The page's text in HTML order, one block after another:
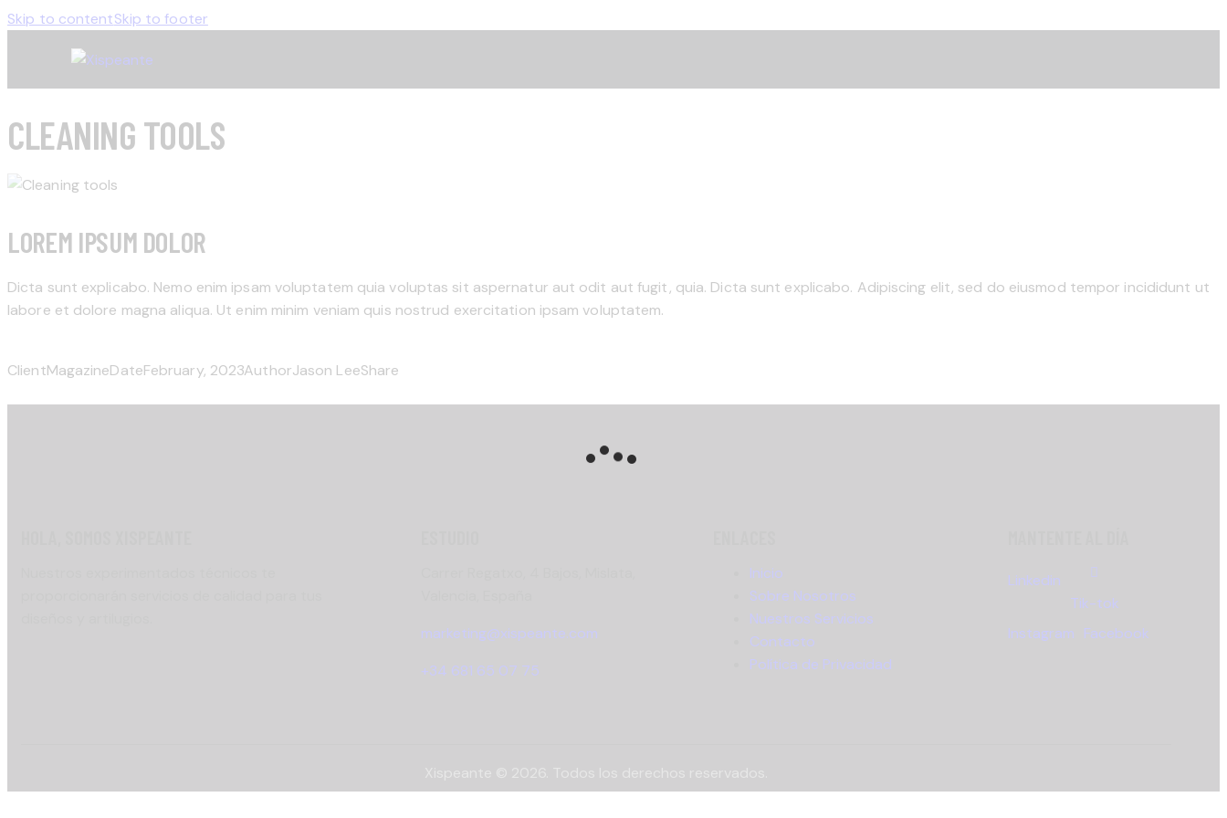
Skip to contentSkip to footer
CLEANING TOOLS
LOREM IPSUM DOLOR
Dicta sunt explicabo. Nemo enim ipsam voluptatem quia voluptas sit aspernatur aut odit aut fugit, quia. Dicta sunt explicabo. Adipiscing elit, sed do eiusmod tempor incididunt ut
labore et dolore magna aliqua. Ut enim minim veniam quis nostrud exercitation ipsam voluptatem.
ClientMagazineDateFebruary, 2023AuthorJason LeeShare
marketing@xispeante.com
+34 681 65 07 75
Inicio
Sobre Nosotros
Nuestros Servicios
Contacto
Política de Privacidad
Linkedin
Tik-tok
Instagram Facebook